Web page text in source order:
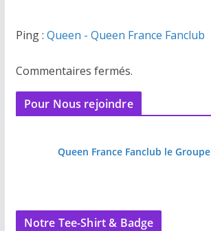
Ping : Queen - Queen France Fanclub
Commentaires fermés.
Pour Nous rejoindre
Queen France Fanclub le Groupe
Notre Tee-Shirt & Badge